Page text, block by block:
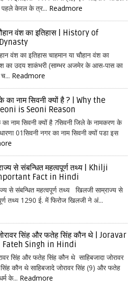
पहले केरल के त्र... Readmore
वंश का इतिहास | History of
वंश का इतिहास चाहमान या चौहान वंश का
का उदय शाकंभरी (साम्भर अजमेर के आस-पास का
Readmore
का नाम सिवनी क्यों है ? | Why the
is Seoni Reason
नाम सिवनी क्यों है ?सिवनी जिले के नामकरण के
01सिवनी नगर का नाम सिवनी क्यों पडा इस
से संबन्धित महत्वपूर्ण तथ्य | Khilji
Fact in Hindi
से संबन्धित महत्वपूर्ण तथ्य खिलजी साम्राज्य से
तथ्य 1290 ई. में फिरोज खिलजी ने अं...
सिंह और फतेह सिंह कौन थे | Joravar
Fateh Singh in Hindi
सिंह और फतेह सिंह कौन थे साहिबजादा जोरावर
कौन थे साहिबजादे जोरावर सिंह (9) और फतेह
के... Readmore